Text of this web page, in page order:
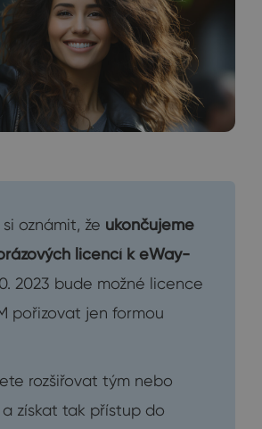
oznámit, že ukončujeme
licencí k eWay-
2023 bude možné licence
pořizovat jen formou
rozšiřovat tým nebo
získat tak přístup do